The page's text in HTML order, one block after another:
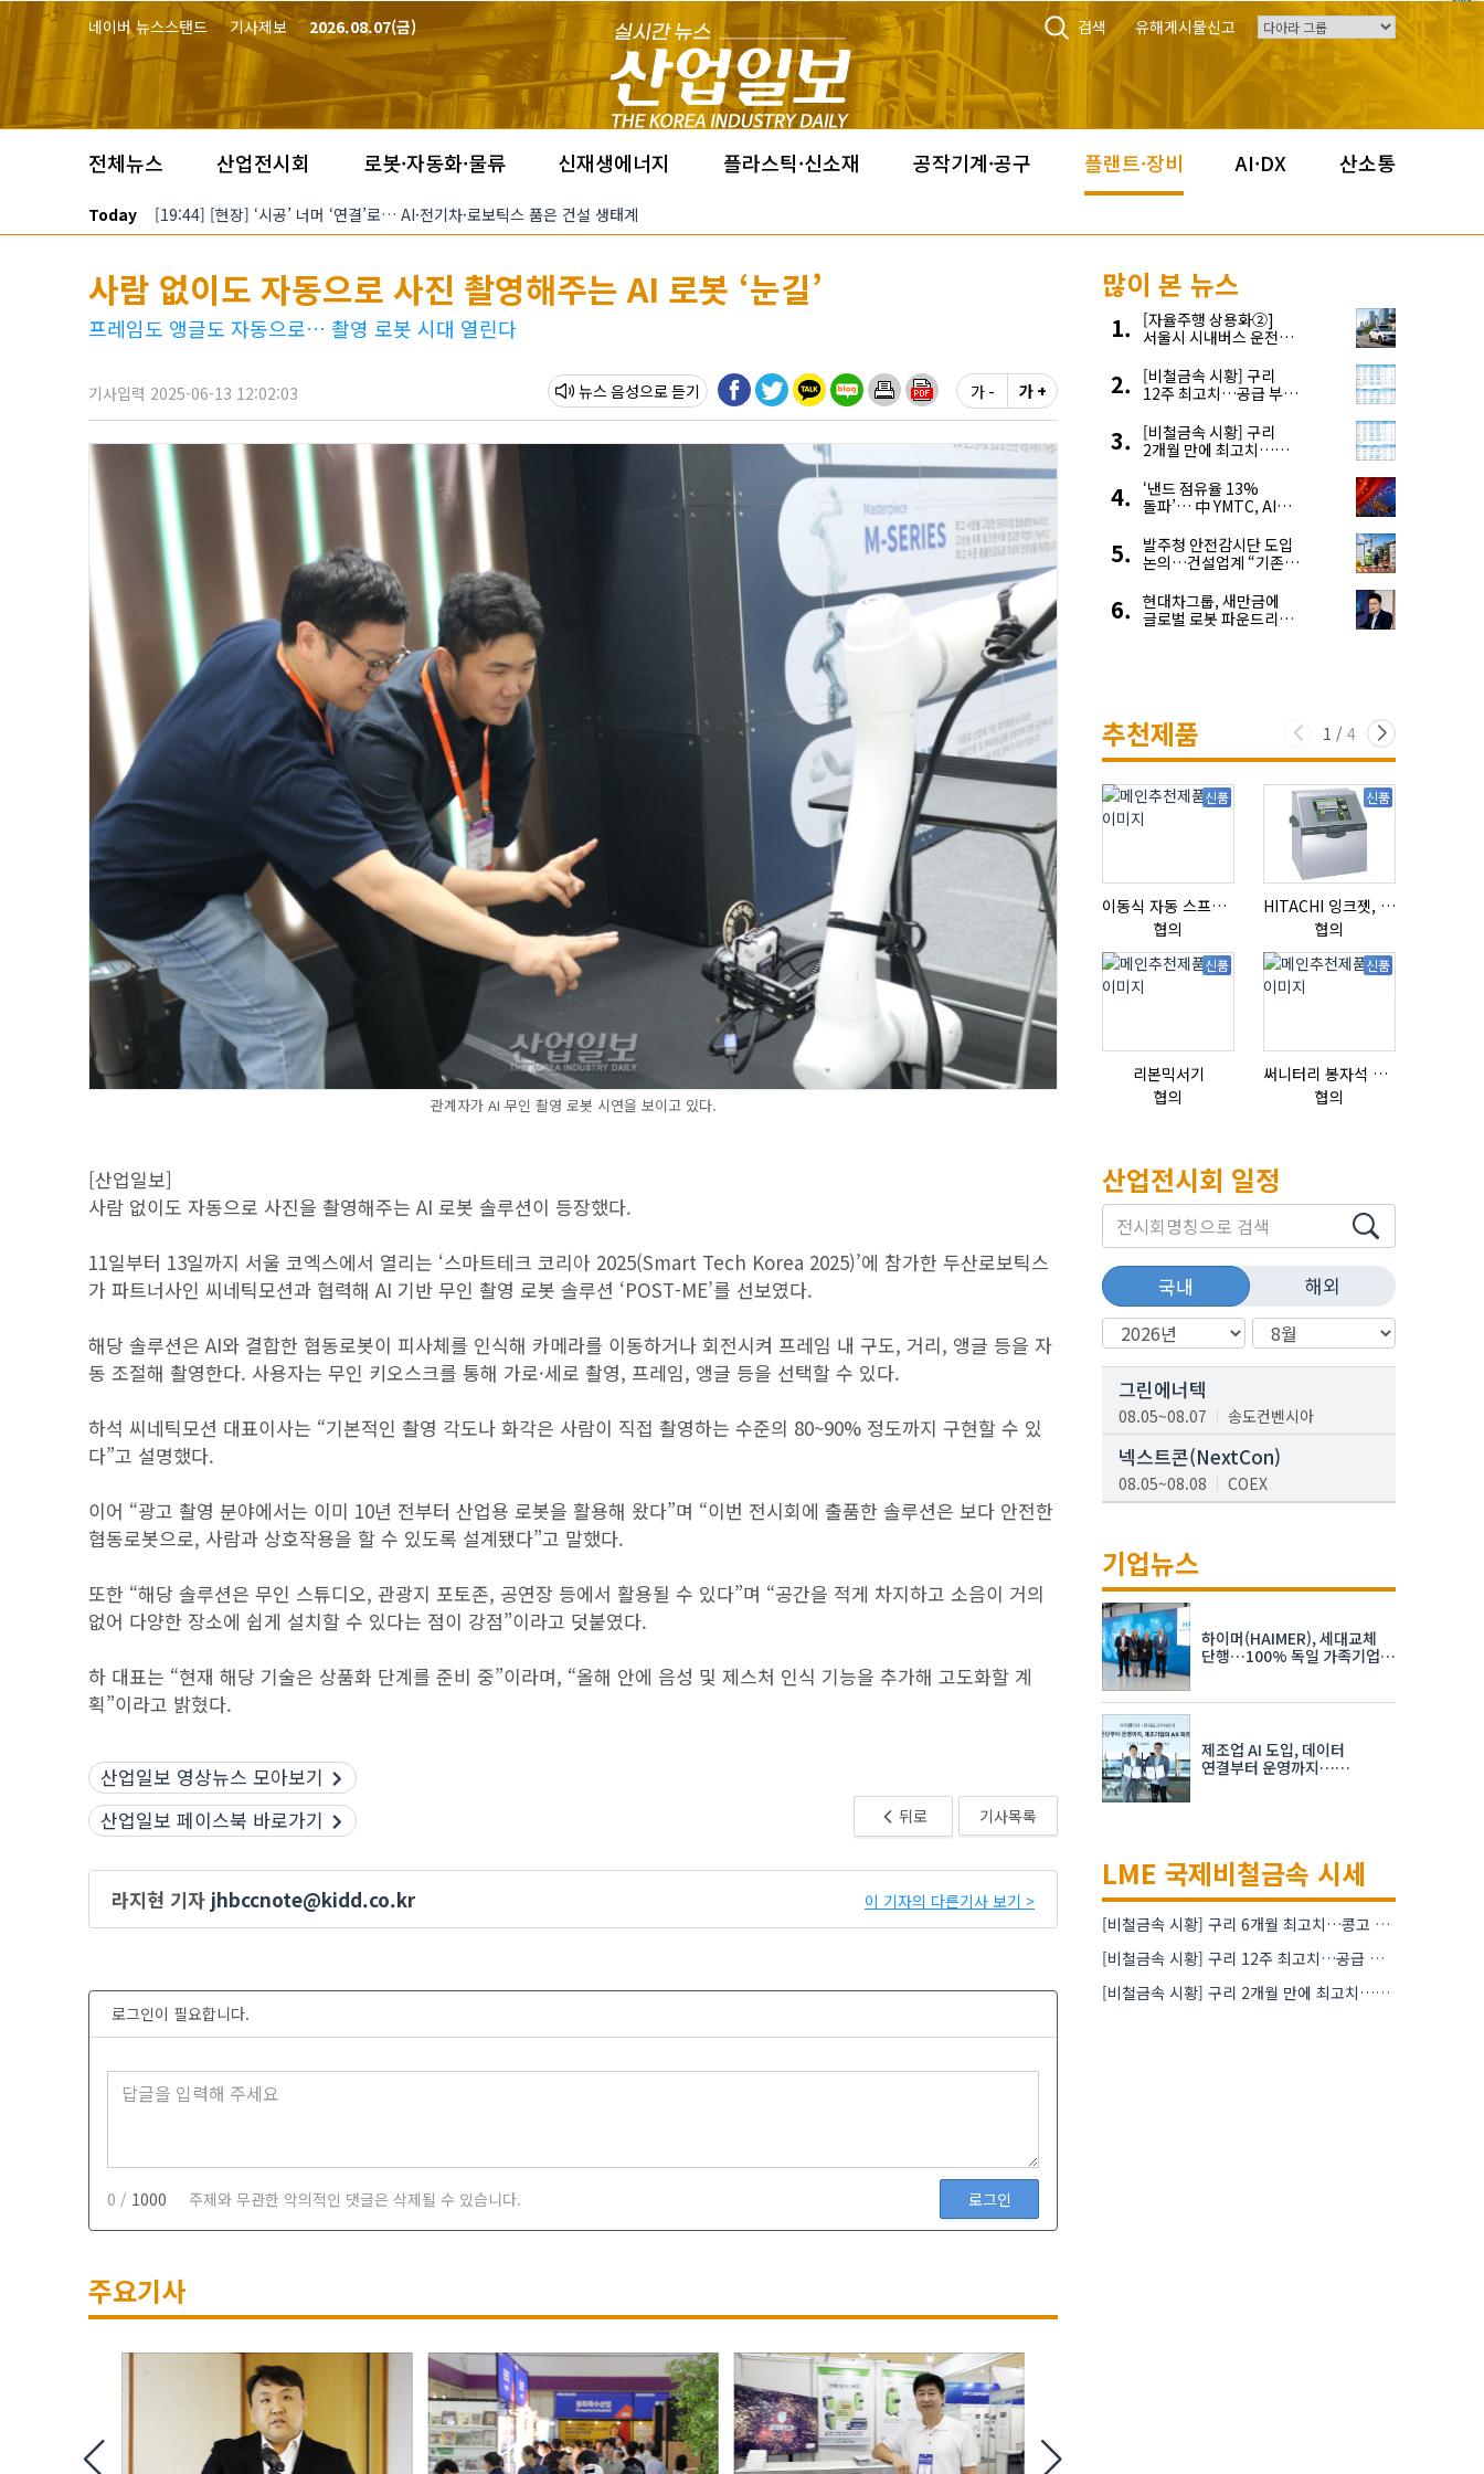
본문 바로가기
네이버 뉴스스탠드 기사제보 2026.08.07(금) 검색 유해게시물신고
전체뉴스 산업전시회 로봇·자동화·물류 신재생에너지 플라스틱·신소재 공작기계·공구 플랜트·장비 AI·DX 산소통
Today [19:44] [현장] ‘시공’ 너머 ‘연결’로… AI·전기차·로보틱스 품은 건설 생태계
사람 없이도 자동으로 사진 촬영해주는 AI 로봇 ‘눈길’
프레임도 앵글도 자동으로… 촬영 로봇 시대 열린다
기사입력 2025-06-13 12:02:03 뉴스 음성 가 - 가 +
관계자가 AI 무인 촬영 로봇 시연을 보이고 있다.
[산업일보]
사람 없이도 자동으로 사진을 촬영해주는 AI 로봇 솔루션이 등장했다.
11일부터 13일까지 서울 코엑스에서 열리는 ‘스마트테크 코리아 2025(Smart Tech Korea 2025)’에 참가한 두산로보틱스
가 파트너사인 씨네틱모션과 협력해 AI 기반 무인 촬영 로봇 솔루션 ‘POST-ME’를 선보였다.
해당 솔루션은 AI와 결합한 협동로봇이 피사체를 인식해 카메라를 이동하거나 회전시켜 프레임 내 구도, 거리, 앵글 등을 자
동 조절해 촬영한다. 사용자는 무인 키오스크를 통해 가로·세로 촬영, 프레임, 앵글 등을 선택할 수 있다.
하석 씨네틱모션 대표이사는 “기본적인 촬영 각도나 화각은 사람이 직접 촬영하는 수준의 80~90% 정도까지 구현할 수 있
다”고 설명했다.
이어 “광고 촬영 분야에서는 이미 10년 전부터 산업용 로봇을 활용해 왔다”며 “이번 전시회에 출품한 솔루션은 보다 안전한
협동로봇으로, 사람과 상호작용을 할 수 있도록 설계됐다”고 말했다.
또한 “해당 솔루션은 무인 스튜디오, 관광지 포토존, 공연장 등에서 활용될 수 있다”며 “공간을 적게 차지하고 소음이 거의
없어 다양한 장소에 쉽게 설치할 수 있다는 점이 강점”이라고 덧붙였다.
하 대표는 “현재 해당 기술은 상품화 단계를 준비 중”이라며, “올해 안에 음성 및 제스처 인식 기능을 추가해 고도화할 계
획”이라고 밝혔다.
뒤로 기사목록
산업일보 영상뉴스 모아보기
산업일보 페이스북 바로가기
라지현 기자 jhbccnote@kidd.co.kr 이 기자의 다른기사 보기 >
로그인이 필요합니다.
0 / 1000 주제와 무관한 악의적인 댓글은 삭제될 수 있습니다. 로그인
주요기사
많이 본 뉴스
[자율주행 상용화②]
서울시 시내버스 운전자
해결한다
[비철금속 시황] 구리
12주 최고치…공급 부족
[비철금속 시황] 구리
2개월 만에 최고치…
우려 확대
‘낸드 점유율 13%
돌파’… 中 YMTC, AI
4위 맹추격
발주청 안전감시단 도입
논의…건설업계 “기존
현대차그룹, 새만금에
글로벌 로봇 파운드리
추천제품 1 / 4
신품
이동식 자동 스프레이 세척기
협의
신품
HITACHI 잉크젯, RX2-BD160S
협의
신품
리본믹서기
협의
신품
써니터리 봉자석 세트 SPECIAL , 봉자석 , 자석봉 , 호퍼용자석 , 전자석
협의
산업전시회 일정
국내 해외
그린에너텍
08.05~08.07 송도컨벤시아
넥스트콘(NextCon)
08.05~08.08 COEX
08.19~08.21
K-PRINT
08.19~08.22
자율주행모빌리티산업전
08.25~08.27
차세대 반도체 패키징 산업전
08.26~08.28 수원컨벤션센터
기업뉴스
하이머(HAIMER), 세대교체
단행…100% 독일 가족기업
제조업 AI 도입, 데이터
연결부터 운영까지…
LME 국제비철금속 시세
[비철금속 시황] 구리 6개월 최고치…콩고 수출 규제에 공급 우려 확대
[비철금속 시황] 구리 12주 최고치…공급 부족 우려에 강세
[비철금속 시황] 구리 2개월 만에 최고치…재고 감소에 공급 부족 우려 확대